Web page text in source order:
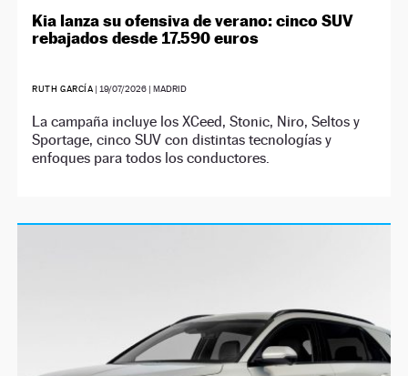
Kia lanza su ofensiva de verano: cinco SUV
rebajados desde 17.590 euros
RUTH GARCÍA | 19/07/2026 | MADRID
La campaña incluye los XCeed, Stonic, Niro, Seltos y
Sportage, cinco SUV con distintas tecnologías y
enfoques para todos los conductores.